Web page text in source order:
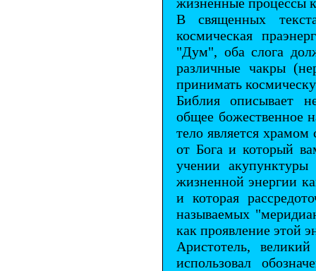
В священных
космическая
"Дум", оба слога
различные чакры
принимать
Библия описывает
общее божественное
тело является
от Бога и который
учении
жизненной энергии
и которая
называемых
как проявление этой
Аристотель,
использовал